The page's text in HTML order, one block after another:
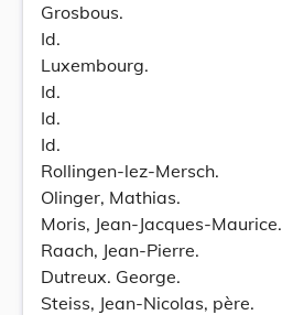
Grosbous.
Id.
Luxembourg.
Id.
Id.
Id.
Rollingen-lez-Mersch.
Olinger, Mathias.
Moris, Jean-Jacques-Maurice.
Raach, Jean-Pierre.
Dutreux. George.
Steiss, Jean-Nicolas, père.